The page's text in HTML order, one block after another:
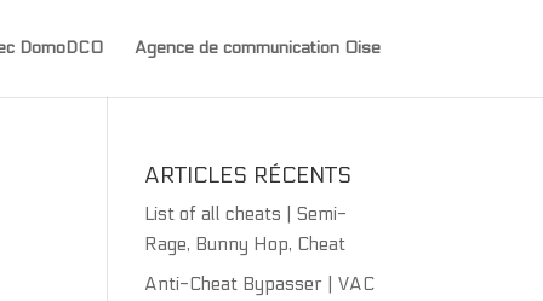
DomoDCO Agence de communication Oise
ARTICLES RÉCENTS
List of all cheats | Semi-
Rage, Bunny Hop, Cheat
Anti-Cheat Bypasser | VAC